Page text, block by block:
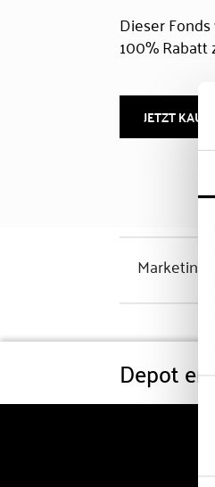
Dieser
100%
JETZT KAUFEN
Depot